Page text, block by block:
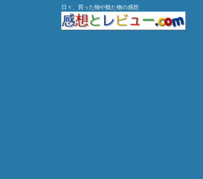
日々、買った物や観た物の感想